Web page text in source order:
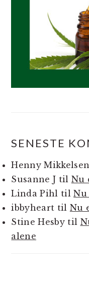
SENESTE
Henny Mikkelsen
Susanne J til Nu
Linda Pihl tilNu
ibbyheart til Nu
Stine Hesbytil
alene